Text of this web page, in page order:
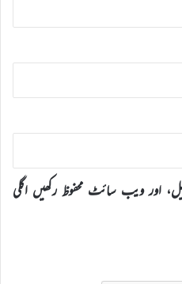
اور ویب سائٹ محفوظ رکھیں اگلی